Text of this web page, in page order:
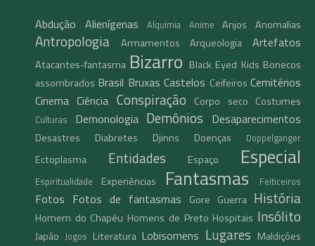
Abdução Alienígenas Alquimia Anime Anjos Anomalias
Antropologia Armamentos Arqueologia Artefatos
Atacantes-fantasma Bizarro Black Eyed Kids Bonecos
assombrados Brasil Bruxas Castelos Ceifeiros Cemitérios
Cinema Ciência Conspiração Corpo seco Costumes
Culturas Demonologia Demônios Desaparecimentos
Desastres Diabretes Djinns Doenças Doppelganger
Ectoplasma Entidades Espaço Especial
Espiritualidade Experiências Fantasmas Feiticeiros
Fotos Fotos de fantasmas Gore Guerra História
Homem do Chapéu Homens de Preto Hospitais Insólito
Japão Jogos Literatura Lobisomens Lugares Maldições